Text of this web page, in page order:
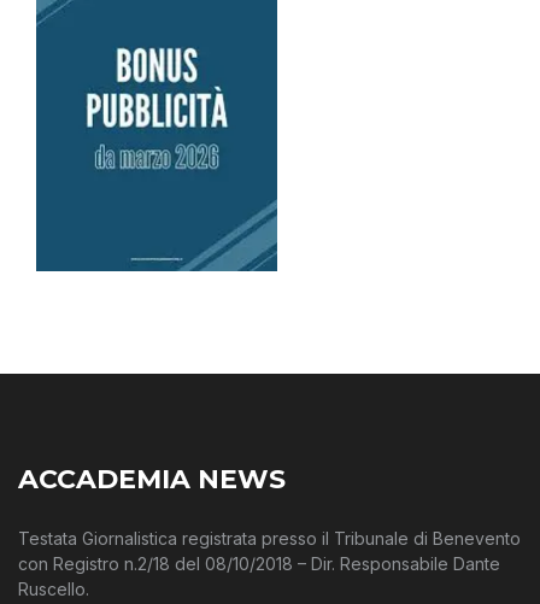
ACCADEMIA NEWS
Testata Giornalistica registrata presso il Tribunale di Benevento
con Registro n.2/18 del 08/10/2018 – Dir. Responsabile Dante
Ruscello.